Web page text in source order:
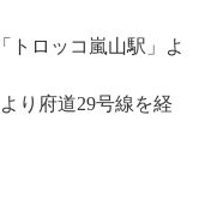
トロッコ嵐山駅」よ
り府道29号線を経